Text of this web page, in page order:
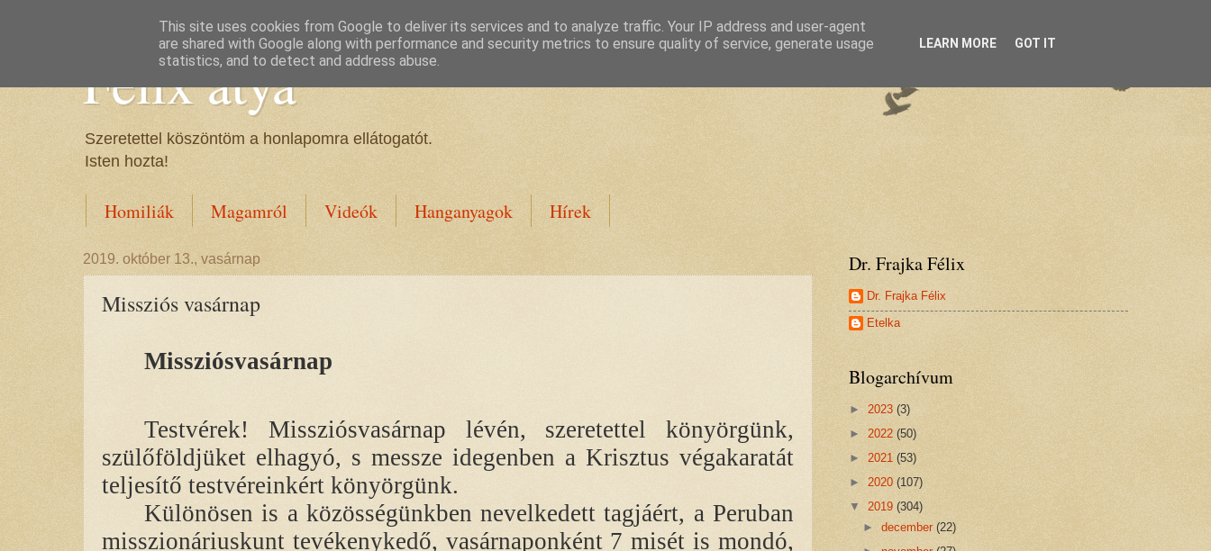
Félix atya
Szeretettel köszöntöm a honlapomra ellátogatót.
Isten hozta!
Homiliák Magamról Videók Hanganyagok Hírek
2019. október 13., vasárnap
Missziós vasárnap
Missziósvasárnap
Testvérek! Missziósvasárnap lévén, szeretettel könyörgünk,
szülőföldjüket elhagyó, s messze idegenben a Krisztus végakaratát
teljesítő testvéreinkért könyörgünk.
Különösen is a közösségünkben nevelkedett tagjáért, a Peruban
misszionáriuskunt tevékenykedő, vasárnaponként 7 misét is mondó,
Dr. Frajka Félix
Dr. Frajka Félix
Etelka
Blogarchívum
► 2023 (3)
► 2022 (50)
► 2021 (53)
► 2020 (107)
▼ 2019 (304)
►december(22)
This site uses cookies from Google to deliver its services and to analyze traffic. Your IP address and user-agent
are shared with Google along with performance and security metrics to ensure quality of service, generate usage
statistics, and to detect and address abuse.
LEARN MORE GOT IT